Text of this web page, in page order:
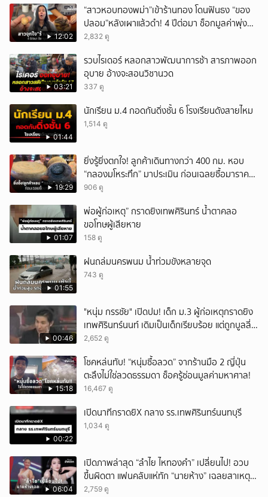
12:02
“สาวหอบทองพม่า”เข้าร้านทอง โดนฟันธง “ของ
ปลอม”หลังเผาแล้วดำ! 4 ปีต่อมา ช็อกมูลค่าพุ่ง
มหาศาล!
2,832 ดู
03:21
รวบไรเดอร์ หลอกสาวพัฒนาการช้า สารภาพออก
อุบาย อ้างจะสอนวิชานวด
337 ดู
01:44
นักเรียน ม.4 กอดกันดิ่งชั้น 6 โรงเรียนดังสายไหม
1,514 ดู
19:29
ยิ่งรู้ยิ่งตกใจ! ลูกค้าเดินทางกว่า 400 กม. หอบ
“กลองมโหระทึก” มาประเมิน ก่อนเฉลยซื้อมาราคา
เท่าไหร่?
906 ดู
01:07
พ่อผู้ก่อเหตุ” กราดยิงเทพศิรินทร์ น้ำตาคลอ
ขอโทษผู้เสียหาย
158 ดู
01:55
ฝนถล่มนครพนม น้ำท่วมขังหลายจุด
743 ดู
00:46
"หนุ่ม กรรชัย" เปิดปม! เด็ก ม.3 ผู้ก่อเหตุกราดยิง
เทพศิรินทร์นนท์ เดิมเป็นเด็กเรียบร้อย แต่ถูกบูลลี่
หนัก คาดแรงกดดันสะสมกลายเป็นแรงแค้น จนก่อ
2,652 ดู
15:18
โชคหล่นทับ! “หนุ่มซื้อลวด” จากร้านมือ 2 ญี่ปุ่น
ตะลึงไม่ใช่ลวดธรรมดา ช็อครู้ซ่อนมูลค่ามหาศาล!
16,467 ดู
00:22
เปิดนาทีกราดยิX กลาง รร.เทพศิรินทร์นนทบุรี
1,034 ดู
06:04
เปิดภาพล่าสุด “ลำไย ไหทองคำ” เปลี่ยนไป! อวบ
ขึ้นผิดตา แฟนคลับแห่ทัก “นายห้าง” เฉลยสาเหตุ
ชัด!
2,759 ดู